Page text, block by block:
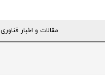
مقالات و اخبار فناوری